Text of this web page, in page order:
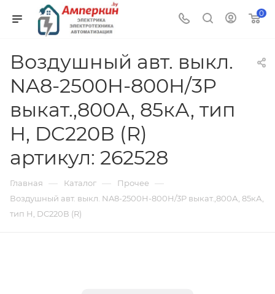
0
Воздушный авт. выкл.
NA8-2500H-800H/3P
выкат.,800А, 85кА, тип
H, DC220В (R)
артикул: 262528
Главная — Каталог — Прочее —
Воздушный авт. выкл. NA8-2500H-800H/3P выкат.,800А, 85кА,
тип H, DC220В (R)